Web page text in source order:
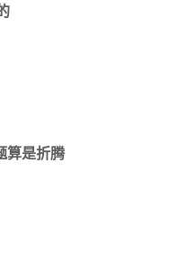
算是折腾